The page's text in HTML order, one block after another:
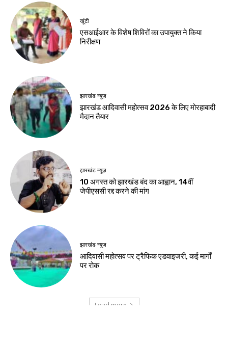
Birsa Bhumi Live
August 8, 2026
करियर
एआई में करियर बनाना है
तो ये 5 कोर्स हो सकते हैं
बेहतर विकल्प
Birsa Bhumi Live
नवीनतम लेख
एसआईआर के विशेष शिविरों का उपायुक्त ने किया
निरीक्षण